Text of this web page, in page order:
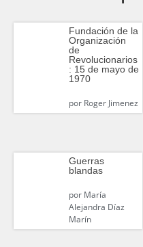
Fundación de la
Organización
de
Revolucionarios
: 15 de mayo de
1970
porRoger Jimenez
Guerras
blandas
porMaría
Alejandra Díaz
Marín